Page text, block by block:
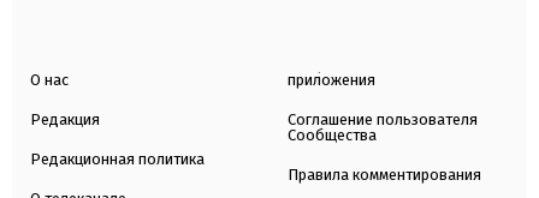
О нас
Редакция
Редакционная политика
приложения
Соглашение пользователя
Сообщества
Правила комментирования